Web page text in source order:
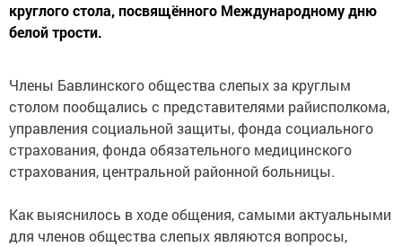
круглого стола, посвящённого Международному дню
белой трости.
Члены Бавлинского общества слепых за круглым
столом пообщались с представителями райисполкома,
управления социальной защиты, фонда социального
страхования, фонда обязательного медицинского
страхования, центральной районной больницы.
Как выяснилось в ходе общения, самыми актуальными
для членов общества слепых являются вопросы,